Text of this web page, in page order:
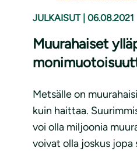
JULKAISUT 06.08.2021
Muurahaiset
Metsälle on
kuin haittaa.
voi olla miljoonia
voivat olla joskus jopa